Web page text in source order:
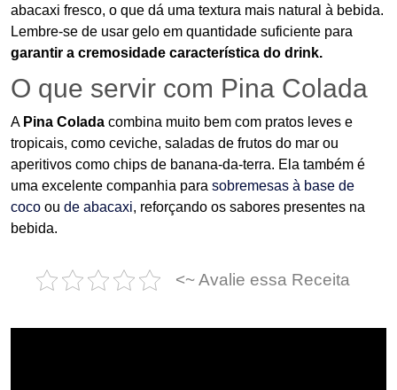
abacaxi fresco, o que dá uma textura mais natural à bebida.
Lembre-se de usar gelo em quantidade suficiente para
garantir a cremosidade característica do drink.
O que servir com Pina Colada
A Pina Colada combina muito bem com pratos leves e
tropicais, como ceviche, saladas de frutos do mar ou
aperitivos como chips de banana-da-terra. Ela também é
uma excelente companhia para sobremesas à base de
coco ou de abacaxi, reforçando os sabores presentes na
bebida.
<~ Avalie essa Receita